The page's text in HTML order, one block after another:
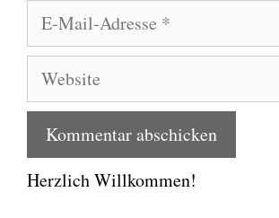
Mail-
Adresse
Herzlich Willkommen!